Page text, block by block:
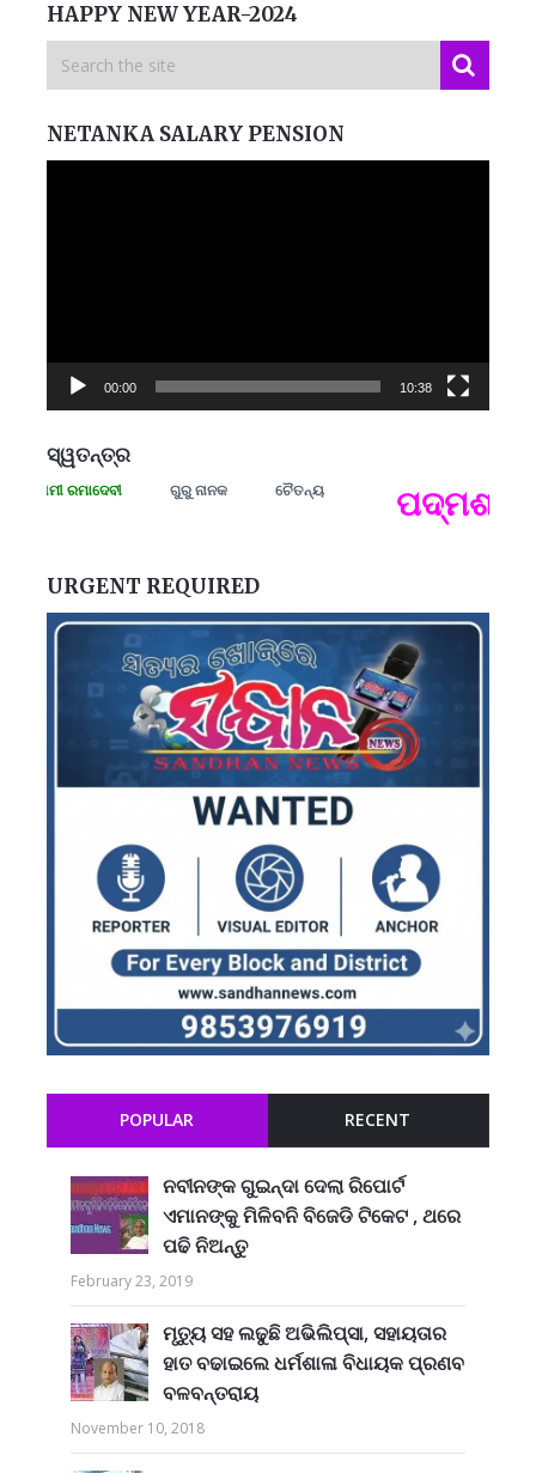
HAPPY NEW YEAR-2024
NETANKA SALARY PENSION
00:00 10:38
ସ୍ୱତନ୍ତ୍ର
ରମାଦେବୀ ଗୁରୁ ନାନକ ଚୈତନ୍ୟ ପଦ୍ମଶ୍ରୀ
URGENT REQUIRED
POPULAR RECENT
ନବୀନଙ୍କ ଗୁଇନ୍ଦା ଦେଲା ରିପୋର୍ଟ
ଏମାନଙ୍କୁ ମିଳିବନି ବିଜେଡି ଟିକେଟ , ଥରେ
ପଢି ନିଅନ୍ତୁ
February 23, 2019
ମୃତ୍ୟୁ ସହ ଲଢୁଛି ଅଭିଲିପ୍ସା, ସହାୟତାର
ହାତ ବଢାଇଲେ ଧର୍ମଶାଳା ବିଧାୟକ ପ୍ରଣବ
ବଳବନ୍ତରାୟ
November 10, 2018